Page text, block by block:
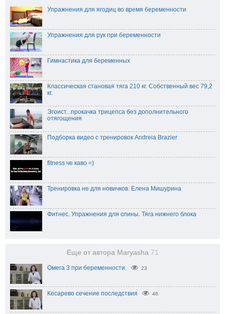
Упражнения для ягодиц во время беременности
Упражнения для рук при беременности
Гимнастика для беременных
Классическая становая тяга 210 кг. Собственный вес 79,2
кг.
Эгоист...прокачка трицепса без дополнительного
отягощения
Подборка видео с тренировок Andreia Brazier
fitness че каво =)
Тренировка не для новичков. Елена Мишурина
Фитнес. Упражнения для спины. Тяга нижнего блока
Еще от автора Maryasha 71
Омега 3 при беременности. 23
Кесарево сечение последствия 46